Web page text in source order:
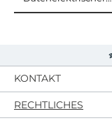
KONTAKT
RECHTLICHES